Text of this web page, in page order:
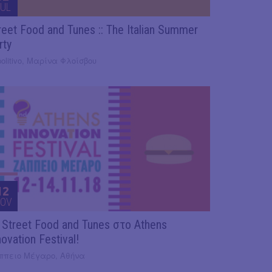
Food and Tunes :: The Italian Summer
Food and Tunes στο Athens
Festival!